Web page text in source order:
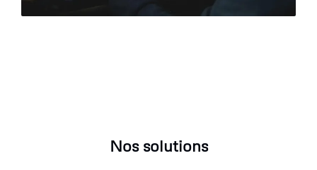
Nos solutions